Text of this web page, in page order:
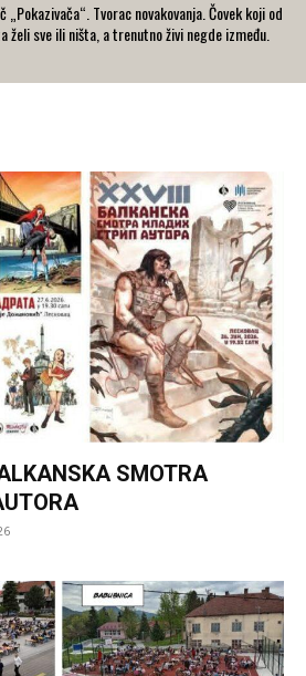
„Pokazivača“. Tvorac novakovanja. Čovek koji od
želi sve ili ništa, a trenutno živi negde između.
SMOTRA